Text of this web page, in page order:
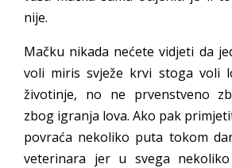
nije.
Mačku nikada nećete vidjeti da
voli miris svježe krvi stoga voli
životinje, no ne prvenstveno
zbog igranja lova. Ako pak
povraća nekoliko puta tokom
veterinara jer u svega